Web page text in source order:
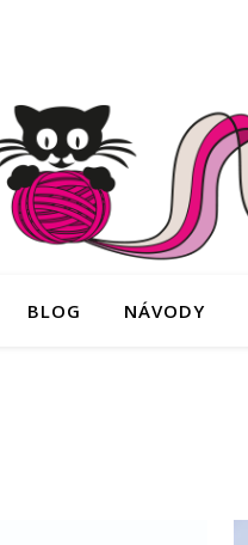
BLOG NÁVODY